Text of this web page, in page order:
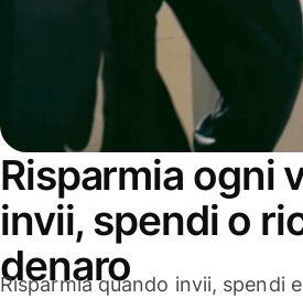
Risparmia ogni
invii, spendi o
denaro
Risparmia quando invii, spendi